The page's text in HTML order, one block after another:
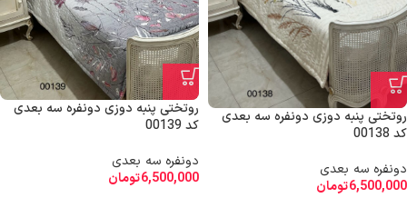
روتختی پنبه دوزی دونفره سه بعدی
کد 00138
دونفره سه بعدی
6,500,000تومان
روتختی پنبه دوزی دونفره سه بعدی
کد 00139
دونفره سه بعدی
6,500,000تومان